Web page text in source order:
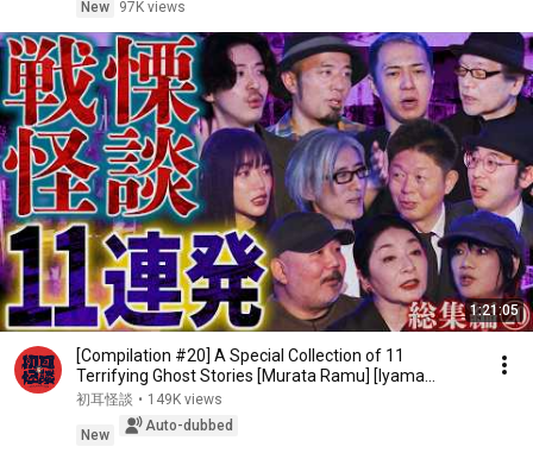
New
97K views
1:21:05
[Compilation #20] A Special Collection of 11
Terrifying Ghost Stories [Murata Ramu] [Iyama
Ryokic...
初耳怪談 • 149K views
New
Auto-dubbed